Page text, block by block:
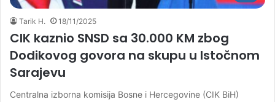
Tarik H. 18/11/2025
CIK kaznio SNSD sa 30.000 KM zbog
Dodikovog govora na skupu u Istočnom
Sarajevu
Centralna izborna komisija Bosne i Hercegovine (CIK BiH)